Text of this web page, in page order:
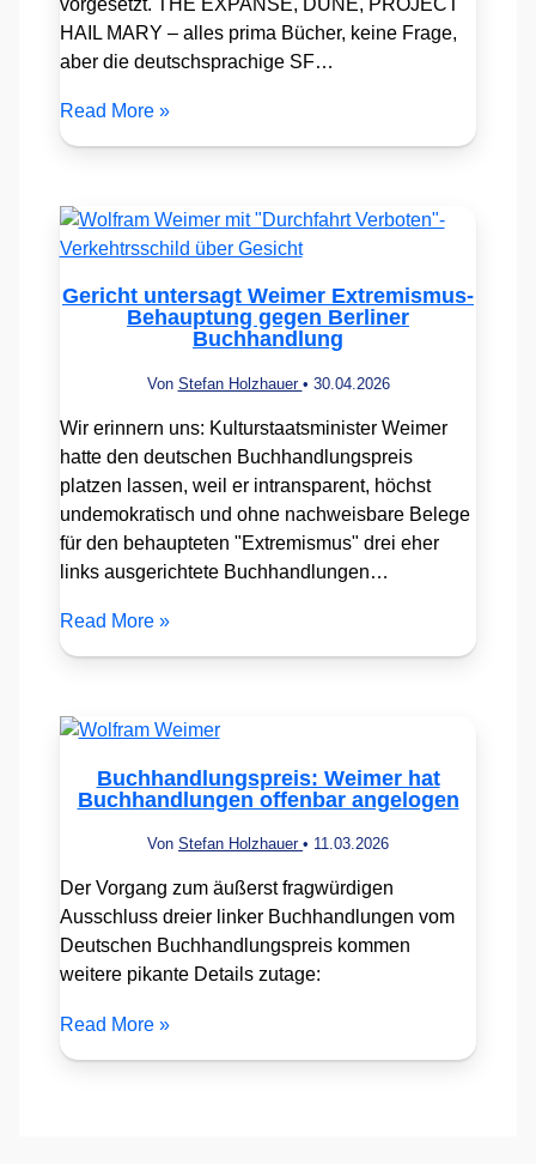
HAIL MARY – alles prima Bücher, keine Frage,
aber die deutschsprachige SF…
Read More »
Gericht untersagt Weimer Extremismus-
Behauptung gegen Berliner
Buchhandlung
Von Stefan Holzhauer • 30.04.2026
Wir erinnern uns: Kulturstaatsminister Weimer
hatte den deutschen Buchhandlungspreis
platzen lassen, weil er intransparent, höchst
undemokratisch und ohne nachweisbare Belege
für den behaupteten "Extremismus" drei eher
links ausgerichtete Buchhandlungen…
Read More »
Buchhandlungspreis: Weimer hat
Buchhandlungen offenbar angelogen
Von Stefan Holzhauer • 11.03.2026
Der Vorgang zum äußerst fragwürdigen
Ausschluss dreier linker Buchhandlungen vom
Deutschen Buchhandlungspreis kommen
weitere pikante Details zutage:
Read More »